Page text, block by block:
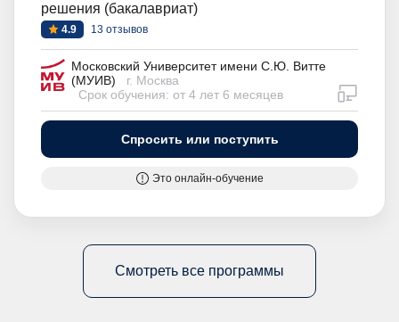
решения (бакалавриат)
4.9 13 отзывов
Московский Университет имени С.Ю. Витте
(МУИВ)
г. Москва
Срок обучения: от 4 лет 6 месяцев
Спросить или поступить
Это онлайн-обучение
Смотреть все программы